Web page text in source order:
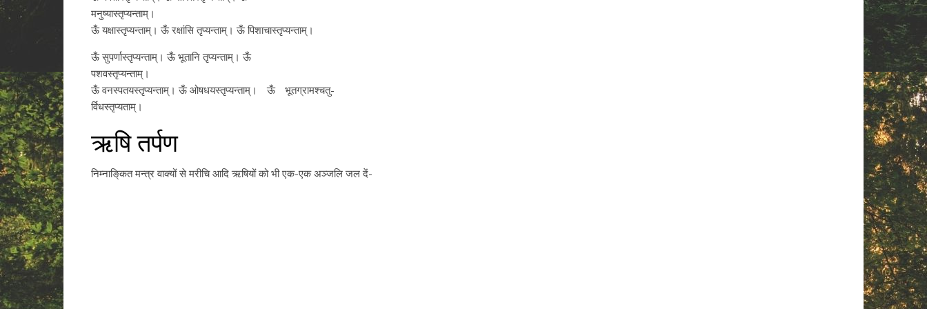
मनुष्यास्तृप्यन्ताम्‌।
ऊँ यक्षास्तृप्यन्ताम्‌। ऊँ रक्षांसि तृप्यन्ताम्‌। ऊँ पिशाचास्तृप्यन्ताम्‌।
ऊँ सुपर्णास्तृप्यन्ताम्‌। ऊँ भूतानि तृप्यन्ताम्‌। ऊँ
पशवस्तृप्यन्ताम्‌।
ऊँ वनस्पतयस्तृप्यन्ताम्‌। ऊँ ओषधयस्तृप्यन्ताम्‌।ﾠऊँﾠभूतग्रामश्चतु-
र्विधस्तृप्यताम्‌।
ऋषि तर्पण
निम्नाङि्‌कत मन्त्र वाक्यों से मरीचि आदि ऋषियों को भी एक-एक अञ्जलि जल दें-